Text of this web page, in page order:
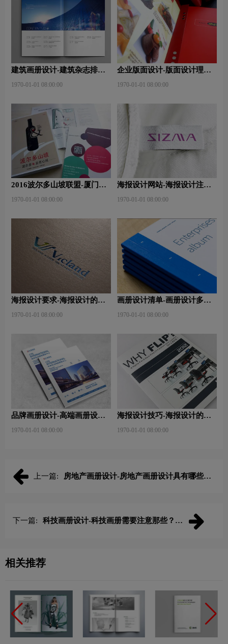
建筑画册设计-建筑杂志排版
用？
1970-01-01 08:00:00
企业版面设计-版面设计理
1970-01-01 08:00:00
2016波尔多山坡联盟-厦门大
1970-01-01 08:00:00
海报设计网站-海报设计注意
1970-01-01 08:00:00
海报设计要求-海报设计的作
1970-01-01 08:00:00
画册设计清单-画册设计多少
1970-01-01 08:00:00
品牌画册设计-高端画册设计
1970-01-01 08:00:00
海报设计技巧-海报设计的构
1970-01-01 08:00:00
上一篇:
房地产画册设计-房地产画册设计具有哪些特
下一篇:
科技画册设计-科技画册需要注意那些？如
相关推荐